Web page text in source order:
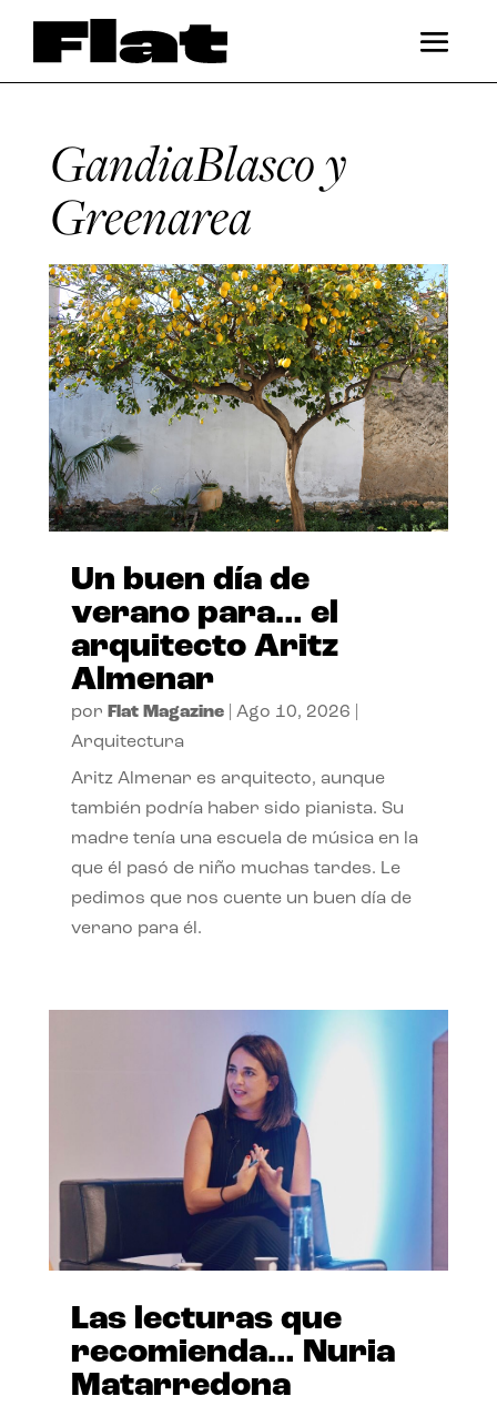
GandiaBlasco y
Greenarea
Un buen día de
verano para… el
arquitecto Aritz
Almenar
por Flat Magazine| Ago 10, 2026
Arquitectura
Aritz Almenar es arquitecto, aunque
también podría haber sido pianista. Su
madre tenía una escuela de música en la
que él pasó de niño muchas tardes. Le
pedimos que nos cuente un buen día de
verano para él.
Las lecturas que
recomienda… Nuria
Matarredona